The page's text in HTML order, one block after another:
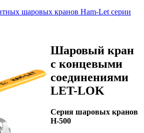
шаровых кранов Ham-Let серии
Шаровый кран
с концевыми
соединениями
LET-LOK
Серия шаровых кранов
H-500